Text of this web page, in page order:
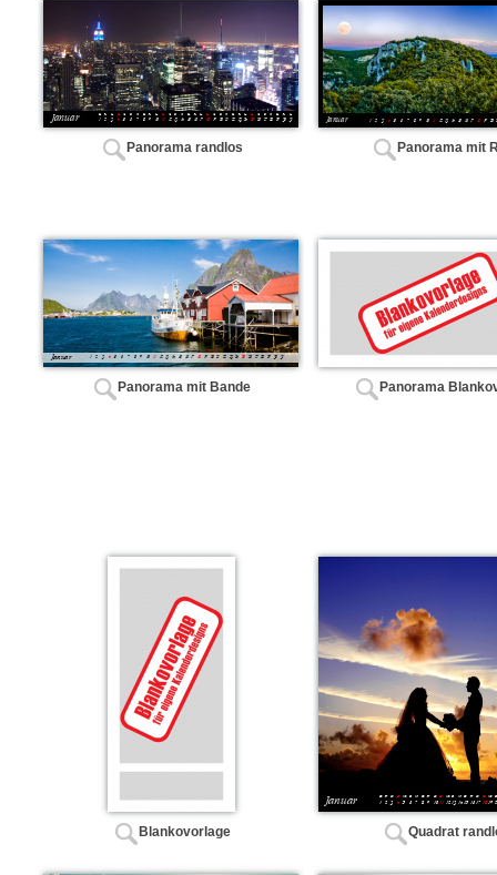
Panorama randlos Panorama mit
Panorama mit Bande Panorama
Blankovorlage Quadrat